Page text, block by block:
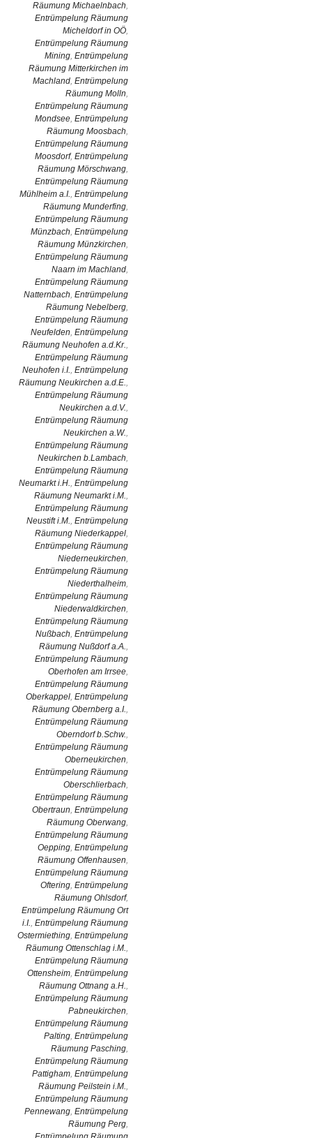
Räumung Michaelnbach,
Entrümpelung Räumung
Micheldorf in OÖ,
Entrümpelung Räumung
Mining, Entrümpelung
Räumung Mitterkirchen im
Machland, Entrümpelung
Räumung Molln,
Entrümpelung Räumung
Mondsee, Entrümpelung
Räumung Moosbach,
Entrümpelung Räumung
Moosdorf, Entrümpelung
Räumung Mörschwang,
Entrümpelung Räumung
Mühlheim a.I., Entrümpelung
Räumung Munderfing,
Entrümpelung Räumung
Münzbach, Entrümpelung
Räumung Münzkirchen,
Entrümpelung Räumung
Naarn im Machland,
Entrümpelung Räumung
Natternbach, Entrümpelung
Räumung Nebelberg,
Entrümpelung Räumung
Neufelden, Entrümpelung
Räumung Neuhofen a.d.Kr.,
Entrümpelung Räumung
Neuhofen i.I., Entrümpelung
Räumung Neukirchen a.d.E.,
Entrümpelung Räumung
Neukirchen a.d.V.,
Entrümpelung Räumung
Neukirchen a.W.,
Entrümpelung Räumung
Neukirchen b.Lambach,
Entrümpelung Räumung
Neumarkt i.H., Entrümpelung
Räumung Neumarkt i.M.,
Entrümpelung Räumung
Neustift i.M., Entrümpelung
Räumung Niederkappel,
Entrümpelung Räumung
Niederneukirchen,
Entrümpelung Räumung
Niederthalheim,
Entrümpelung Räumung
Niederwaldkirchen,
Entrümpelung Räumung
Nußbach, Entrümpelung
Räumung Nußdorf a.A.,
Entrümpelung Räumung
Oberhofen am Irrsee,
Entrümpelung Räumung
Oberkappel, Entrümpelung
Räumung Obernberg a.I.,
Entrümpelung Räumung
Oberndorf b.Schw.,
Entrümpelung Räumung
Oberneukirchen,
Entrümpelung Räumung
Oberschlierbach,
Entrümpelung Räumung
Obertraun, Entrümpelung
Räumung Oberwang,
Entrümpelung Räumung
Oepping, Entrümpelung
Räumung Offenhausen,
Entrümpelung Räumung
Oftering, Entrümpelung
Räumung Ohlsdorf,
Entrümpelung Räumung Ort
i.I., Entrümpelung Räumung
Ostermiething, Entrümpelung
Räumung Ottenschlag i.M.,
Entrümpelung Räumung
Ottensheim, Entrümpelung
Räumung Ottnang a.H.,
Entrümpelung Räumung
Pabneukirchen,
Entrümpelung Räumung
Palting, Entrümpelung
Räumung Pasching,
Entrümpelung Räumung
Pattigham, Entrümpelung
Räumung Peilstein i.M.,
Entrümpelung Räumung
Pennewang, Entrümpelung
Räumung Perg,